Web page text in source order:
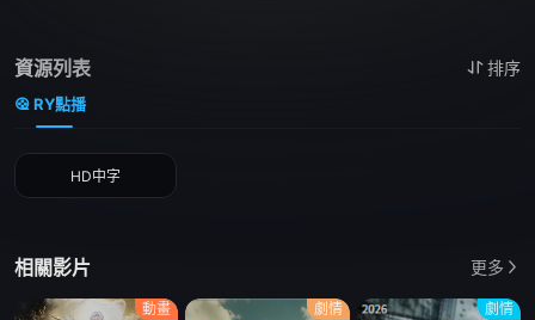
資源列表 排序
RY點播
HD中字
相關影片 更多
動畫 劇情 劇情